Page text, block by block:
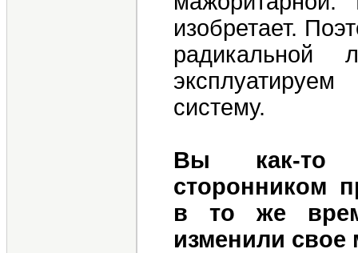
изобретает.
систему.
Вы как-то
сторонником
в то же
изменили свое